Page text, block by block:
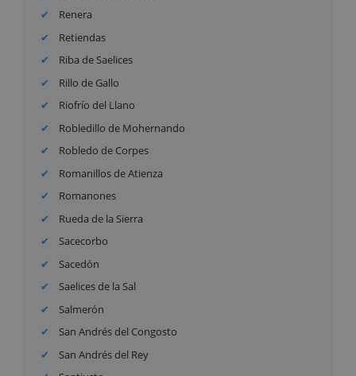
Renera
Retiendas
Riba de Saelices
Rillo de Gallo
Riofrío del Llano
Robledillo de Mohernando
Robledo de Corpes
Romanillos de Atienza
Romanones
Rueda de la Sierra
Sacecorbo
Sacedón
Saelices de la Sal
Salmerón
San Andrés del Congosto
San Andrés del Rey